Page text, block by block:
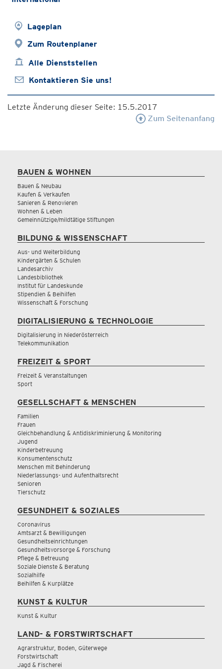
Lageplan
Zum Routenplaner
Alle Dienststellen
Kontaktieren Sie uns!
Letzte Änderung dieser Seite: 15.5.2017
Zum Seitenanfang
BAUEN & WOHNEN
Bauen & Neubau
Kaufen & Verkaufen
Sanieren & Renovieren
Wohnen & Leben
Gemeinnützige/mildtätige Stiftungen
BILDUNG & WISSENSCHAFT
Aus- und Weiterbildung
Kindergärten & Schulen
Landesarchiv
Landesbibliothek
Institut für Landeskunde
Stipendien & Beihilfen
Wissenschaft & Forschung
DIGITALISIERUNG & TECHNOLOGIE
Digitalisierung in Niederösterreich
Telekommunikation
FREIZEIT & SPORT
Freizeit & Veranstaltungen
Sport
GESELLSCHAFT & MENSCHEN
Familien
Frauen
Gleichbehandlung & Antidiskriminierung & Monitoring
Jugend
Kinderbetreuung
Konsumentenschutz
Menschen mit Behinderung
Niederlassungs- und Aufenthaltsrecht
Senioren
Tierschutz
GESUNDHEIT & SOZIALES
Coronavirus
Amtsarzt & Bewilligungen
Gesundheitseinrichtungen
Gesundheitsvorsorge & Forschung
Pflege & Betreuung
Soziale Dienste & Beratung
Sozialhilfe
Beihilfen & Kurplätze
KUNST & KULTUR
Kunst & Kultur
LAND- & FORSTWIRTSCHAFT
Agrarstruktur, Boden, Güterwege
Forstwirtschaft
Jagd & Fischerei